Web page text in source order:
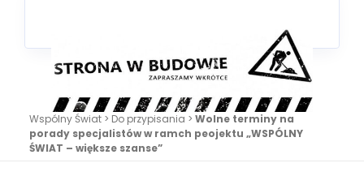
Wspólny Świat > Do przypisania > Wolne terminy na
porady specjalistów w ramch peojektu „WSPÓLNY
ŚWIAT – większe szanse”